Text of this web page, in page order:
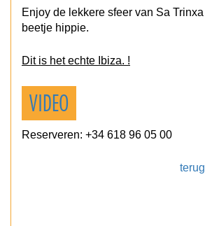
Enjoy de lekkere sfeer van Sa
beetje hippie.
Dit is het echte Ibiza. !
VIDEO
Reserveren: +34 618 96 05 00